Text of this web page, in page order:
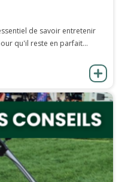
de savoir entretenir
qu'il reste en parfait...